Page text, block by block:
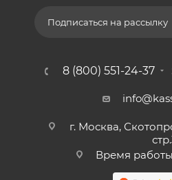
Подписаться на рассылку
8 (800) 551-24-37
г. Москва,
Время